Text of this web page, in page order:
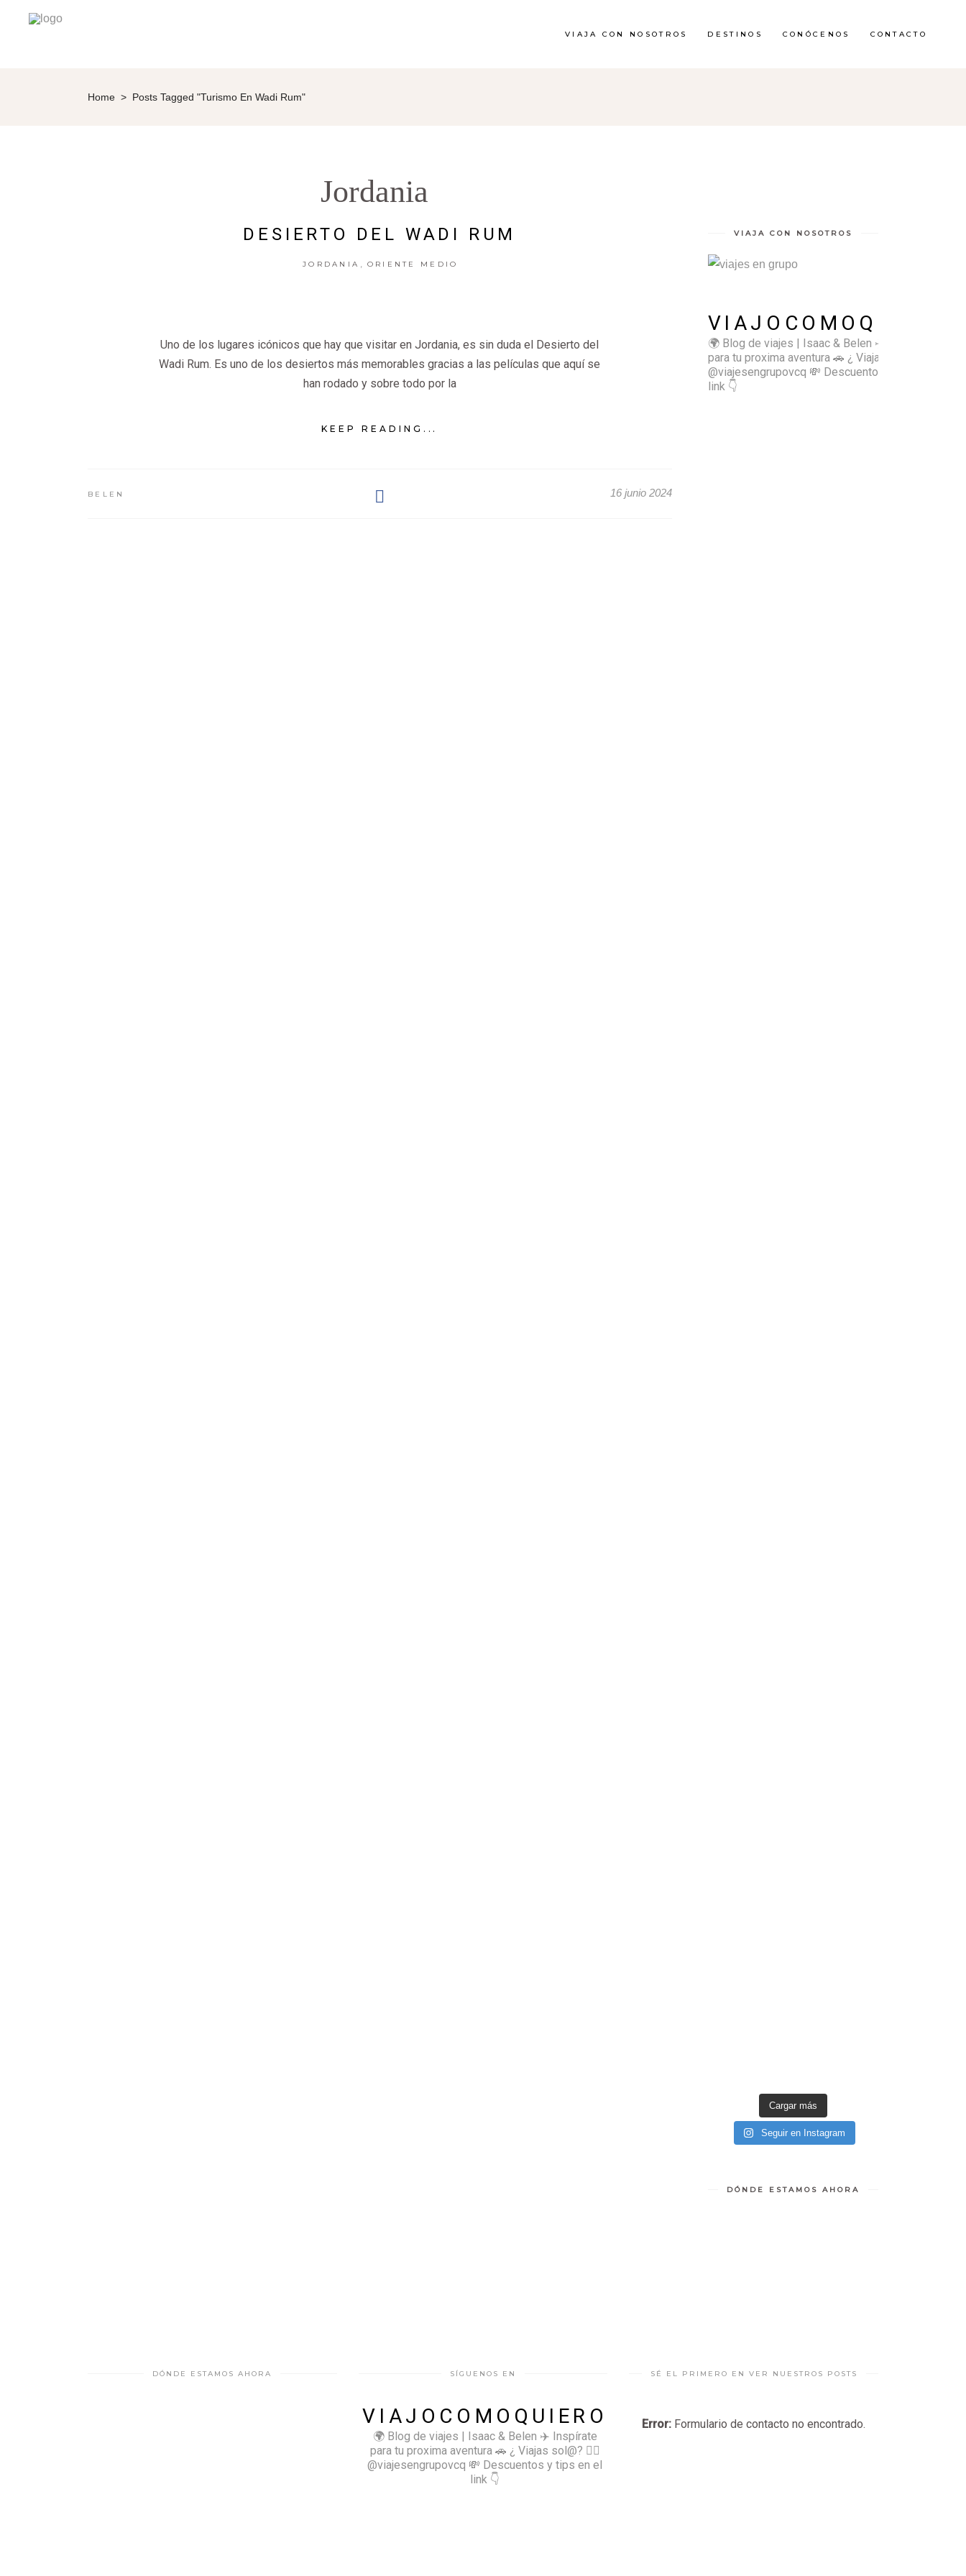
VIAJA CON NOSOTROS DESTINOS CONÓCENOS CONTACTO
Home > Posts Tagged "turismo En Wadi Rum"
Jordania
DESIERTO DEL WADI RUM
JORDANIA ORIENTE MEDIO
Uno de los lugares icónicos que hay que visitar en Jordania, es sin duda el Desierto del
Wadi Rum. Es uno de los desiertos más memorables gracias a las películas que aquí se
han rodado y sobre todo por la
KEEP READING...
BELEN 16 junio 2024
VIAJA CON NOSOTROS
VIAJOCOMOQUIERO
🌍 Blog de viajes | Isaac & Belen ✈️ Inspírate
para tu proxima aventura 🚗 ¿ Viajas sol@? 👉🏻
@viajesengrupovcq 💸 Descuentos y tips en el
link 👇
Cargar más
Seguir en Instagram
DÓNDE ESTAMOS AHORA
DÓNDE ESTAMOS AHORA SÍGUENOS EN
VIAJOCOMOQUIERO
🌍 Blog de viajes | Isaac & Belen ✈️ Inspírate
para tu proxima aventura 🚗 ¿ Viajas sol@? 👉🏻
@viajesengrupovcq 💸 Descuentos y tips en el
link 👇
SÉ EL PRIMERO EN VER NUESTROS POSTS
Error: Formulario de contacto no encontrado.